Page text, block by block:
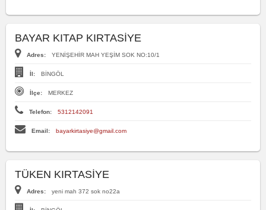
BAYAR KITAP KIRTASİYE
Adres: YENİŞEHİR MAH YEŞİM SOK NO:10/1
İl: BİNGÖL
İlçe: MERKEZ
Telefon: 5312142091
Email: bayarkirtasiye@gmail.com
TÜKEN KIRTASİYE
Adres: yeni mah 372 sok no22a